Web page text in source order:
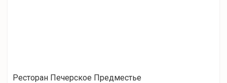
Ресторан Печерское Предместье